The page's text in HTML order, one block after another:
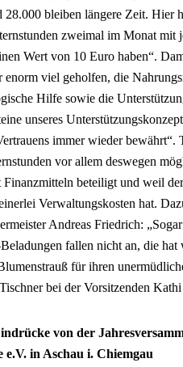
28.000 bleiben längere Zeit. Hier
zweimal im Monat mit
Wert von 10 Euro haben“.
enorm viel geholfen, die
Hilfe sowie die
unseres
immer wieder bewährt“.
vor allem deswegen
Finanzmitteln beteiligt und weil
Verwaltungskosten hat.
Andreas Friedrich:
fallen nicht an, die hat
für ihren
bei der Vorsitzenden
von der
in Aschau i. Chiemgau